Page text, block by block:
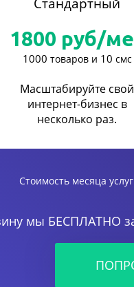
1800 руб/
1000 товаров и 10 смс
Масштабируйте свой
интернет-бизнес в
несколько раз.
Стоимость месяца
мы БЕСПЛАТНО